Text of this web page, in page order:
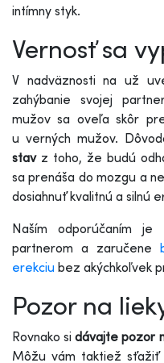
intímny styk.
Vernosť sa
V nadväznosti na už
zahýbanie svojej
mužov sa oveľa skôr
u verných mužov.
stavz toho, že budú
sa prenáša do mozgu a
dosiahnuť kvalitnú a silnú
Naším odporúčaním
partnerom a zaručene
erekciu bez akýchkoľvek
Pozor na
Rovnako sidávajte pozor
Môžu vám taktiež sťažiť